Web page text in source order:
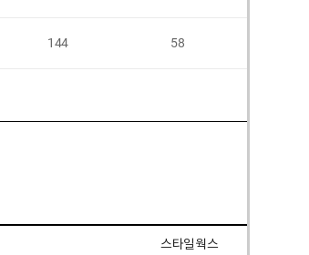
144 58
스타일웍스